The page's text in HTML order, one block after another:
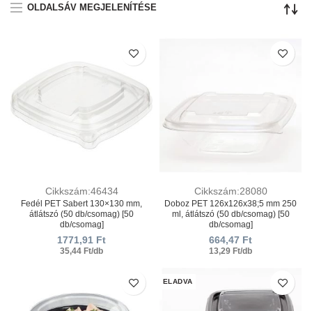
OLDALSÁV MEGJELENÍTÉSE
Cikkszám:46434
Fedél PET Sabert 130×130 mm,
átlátszó (50 db/csomag) [50
db/csomag]
1771,91 Ft
35,44 Ft/db
Cikkszám:28080
Doboz PET 126х126х38;5 mm 250
ml, átlátszó (50 db/csomag) [50
db/csomag]
664,47 Ft
13,29 Ft/db
ELADVA